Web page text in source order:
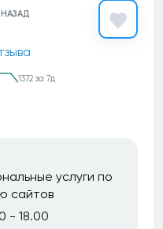
НАЗАД
1372 за 7д
услуги по
сайтов
- 18.00